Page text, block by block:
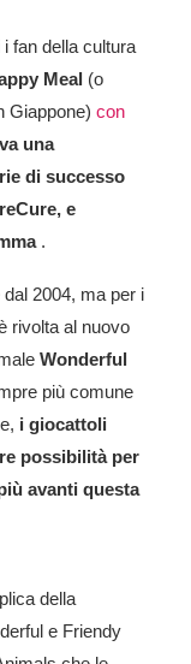
fan della cultura
Meal (o
Giappone) con
una
di successo
e
.
2004, ma per i
rivolta al nuovo
Wonderful
più comune
i giocattoli
possibilità per
avanti questa
della
e Friendy